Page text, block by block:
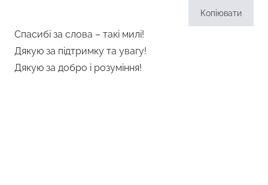
Копіювати
Спасибі за слова – такі милі!
Дякую за підтримку та увагу!
Дякую за добро і розуміння!